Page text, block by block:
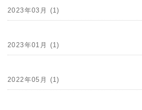
2023年03月 (1)
2023年01月 (1)
2022年05月 (1)